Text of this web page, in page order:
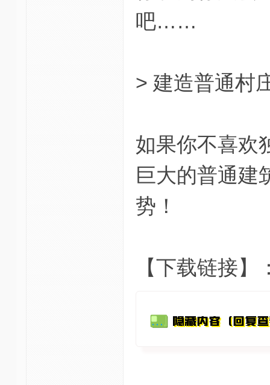
吧……
> 建造普通村
如果你不喜欢
巨大的普通建
势！
【下载链接】